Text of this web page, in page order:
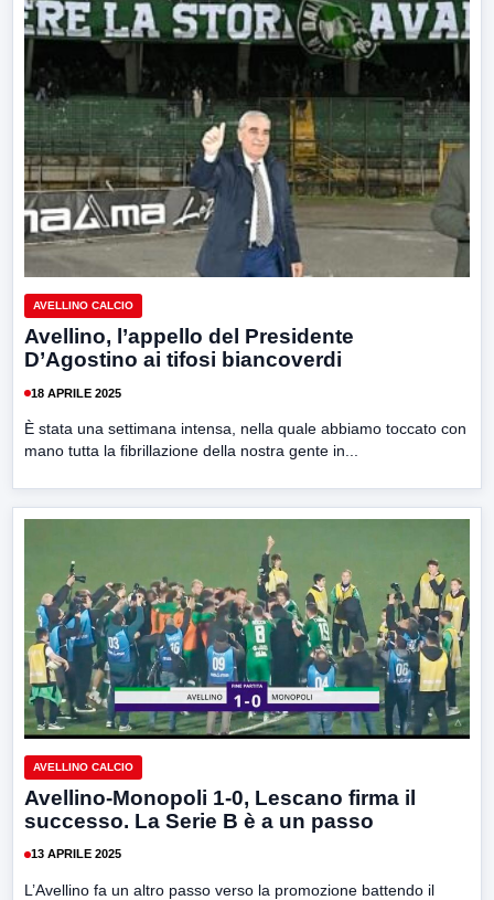
AVELLINO CALCIO
Avellino, l’appello del Presidente
D’Agostino ai tifosi biancoverdi
18 APRILE 2025
È stata una settimana intensa, nella quale abbiamo toccato con
mano tutta la fibrillazione della nostra gente in...
AVELLINO CALCIO
Avellino-Monopoli 1-0, Lescano firma il
successo. La Serie B è a un passo
13 APRILE 2025
L’Avellino fa un altro passo verso la promozione battendo il